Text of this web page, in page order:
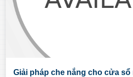
Giải pháp che nắng cho cửa